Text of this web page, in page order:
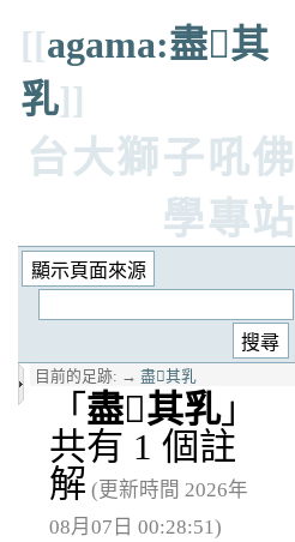
[[agama:盡𤛓其
乳]]
台大獅子吼佛
學專站
目前的足跡: → 盡𤛓其乳
「 盡𤛓其乳」
共有 1 個註
解 (更新時間 2026年
08月07日 00:28:51)